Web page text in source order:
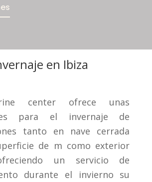
en Ibiza
center ofrece unas
para el invernaje de
tanto en nave cerrada
de m como exterior
un servicio de
durante el invierno su